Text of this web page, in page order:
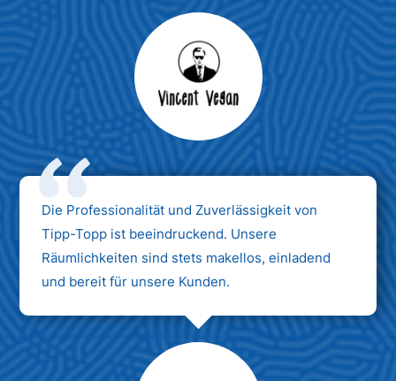
Max Mustermann
Unternehmen AG
Die Professionalität und Zuverlässigkeit von
Tipp-Topp ist beeindruckend. Unsere
Räumlichkeiten sind stets makellos, einladend
und bereit für unsere Kunden.